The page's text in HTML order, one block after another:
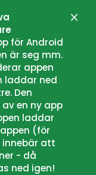
för Android
är seg mm.
appen
laddar ned
Den
en ny app
laddar
(för
att
- då
ned igen!